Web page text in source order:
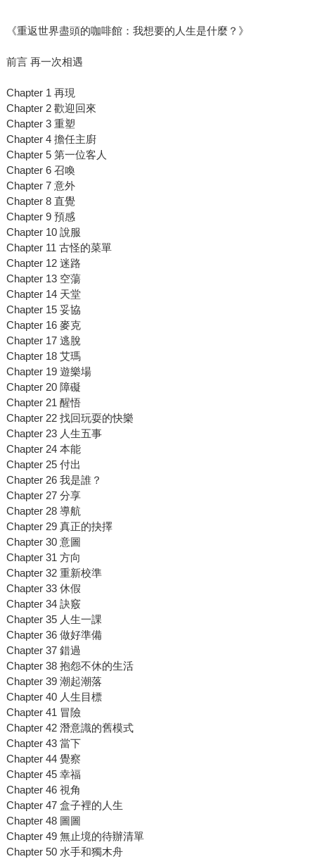
《重返世界盡頭的咖啡館：我想要的人生是什麼？》
前言 再一次相遇
Chapter 1 再現
Chapter 2 歡迎回來
Chapter 3 重塑
Chapter 4 擔任主廚
Chapter 5 第一位客人
Chapter 6 召喚
Chapter 7 意外
Chapter 8 直覺
Chapter 9 預感
Chapter 10 說服
Chapter 11 古怪的菜單
Chapter 12 迷路
Chapter 13 空蕩
Chapter 14 天堂
Chapter 15 妥協
Chapter 16 麥克
Chapter 17 逃脫
Chapter 18 艾瑪
Chapter 19 遊樂場
Chapter 20 障礙
Chapter 21 醒悟
Chapter 22 找回玩耍的快樂
Chapter 23 人生五事
Chapter 24 本能
Chapter 25 付出
Chapter 26 我是誰？
Chapter 27 分享
Chapter 28 導航
Chapter 29 真正的抉擇
Chapter 30 意圖
Chapter 31 方向
Chapter 32 重新校準
Chapter 33 休假
Chapter 34 訣竅
Chapter 35 人生一課
Chapter 36 做好準備
Chapter 37 錯過
Chapter 38 抱怨不休的生活
Chapter 39 潮起潮落
Chapter 40 人生目標
Chapter 41 冒險
Chapter 42 潛意識的舊模式
Chapter 43 當下
Chapter 44 覺察
Chapter 45 幸福
Chapter 46 視角
Chapter 47 盒子裡的人生
Chapter 48 圖圖
Chapter 49 無止境的待辦清單
Chapter 50 水手和獨木舟